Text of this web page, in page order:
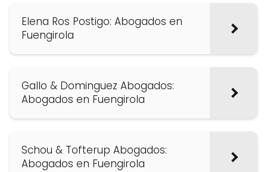
Elena Ros Postigo: Abogados en
Fuengirola
Gallo & Dominguez Abogados:
Abogados en Fuengirola
Schou & Tofterup Abogados:
Abogados en Fuengirola